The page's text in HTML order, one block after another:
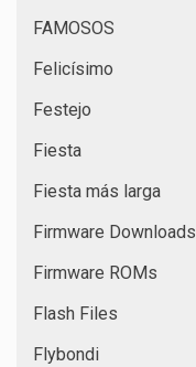
FAMOSOS
Felicísimo
Festejo
Fiesta
Fiesta más larga
Firmware Downloads
Firmware ROMs
Flash Files
Flybondi